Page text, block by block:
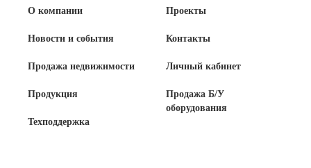
info@sibglass.ru
Личный кабинет
О компании
Новости и события
Продажа недвижимости
Продукция
Техподдержка
Проекты
Контакты
Личный кабинет
Продажа Б/У
оборудования